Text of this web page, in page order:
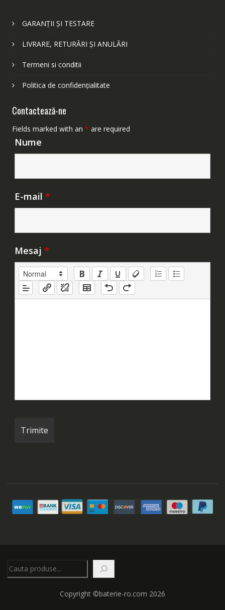
GARANȚII ȘI TESTARE
LIVRARE, RETURĂRI ȘI ANULĂRI
Termeni si conditii
Politica de confidențialitate
Contactează-ne
Fields marked with an * are required
Nume
E-mail *
Mesaj *
Copyright ©baterie-ro.com 2026